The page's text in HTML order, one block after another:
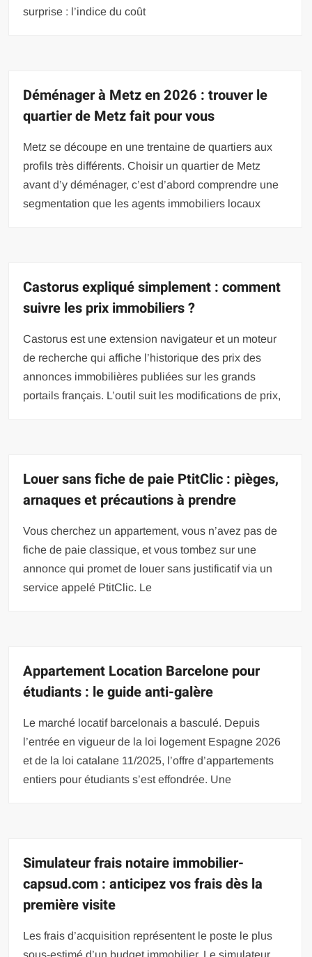
surprise : l’indice du coût
Déménager à Metz en 2026 : trouver le
quartier de Metz fait pour vous
Metz se découpe en une trentaine de quartiers aux
profils très différents. Choisir un quartier de Metz
avant d’y déménager, c’est d’abord comprendre une
segmentation que les agents immobiliers locaux
Castorus expliqué simplement : comment
suivre les prix immobiliers ?
Castorus est une extension navigateur et un moteur
de recherche qui affiche l’historique des prix des
annonces immobilières publiées sur les grands
portails français. L’outil suit les modifications de prix,
Louer sans fiche de paie PtitClic : pièges,
arnaques et précautions à prendre
Vous cherchez un appartement, vous n’avez pas de
fiche de paie classique, et vous tombez sur une
annonce qui promet de louer sans justificatif via un
service appelé PtitClic. Le
Appartement Location Barcelone pour
étudiants : le guide anti-galère
Le marché locatif barcelonais a basculé. Depuis
l’entrée en vigueur de la loi logement Espagne 2026
et de la loi catalane 11/2025, l’offre d’appartements
entiers pour étudiants s’est effondrée. Une
Simulateur frais notaire immobilier-
capsud.com : anticipez vos frais dès la
première visite
Les frais d’acquisition représentent le poste le plus
sous-estimé d’un budget immobilier. Le simulateur